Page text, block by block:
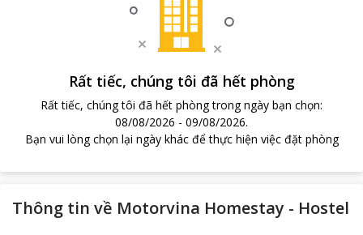
Rất tiếc, chúng tôi đã hết phòng
Rất tiếc, chúng tôi đã hết phòng trong ngày bạn chọn:
08/08/2026 - 09/08/2026.
Bạn vui lòng chọn lại ngày khác để thực hiện việc đặt phòng
Thông tin về Motorvina Homestay - Hostel